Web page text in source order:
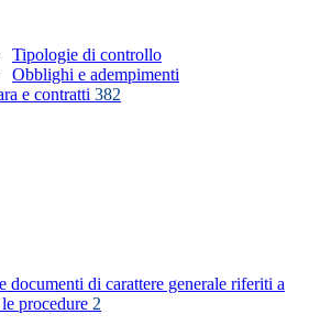
Tipologie di controllo
Obblighi e adempimenti
e contratti 382
documenti di carattere generale riferiti a
procedure 2